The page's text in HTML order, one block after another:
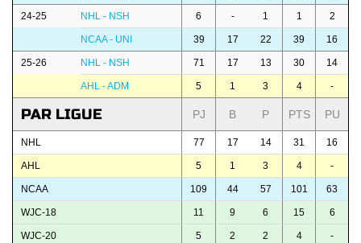
24-25 NHL - NSH 6 - 1 1 2
NCAA - UNI 39 17 22 39 16
25-26 NHL - NSH 71 17 13 30 14
AHL - ADM 5 1 3 4 -
PAR LIGUE PJ B P PTS PU
NHL 77 17 14 31 16
AHL 5 1 3 4 -
NCAA 109 44 57 101 63
WJC-18 11 9 6 15 6
WJC-20 5 2 2 4 -